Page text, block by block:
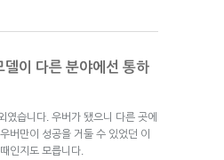
델이 다른 분야에선 통하
였습니다. 우버가 됐으니 다른 곳에
버만이 성공을 거둘 수 있었던 이
인지도 모릅니다.